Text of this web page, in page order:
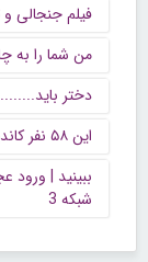
فیلم جنجالی و
من شما را به
دختر
این ۵۸ نفر کاندیدای انتخابات ۱۴۰۰ هستند +اسامی
ببینید | ورود
شبکه 3